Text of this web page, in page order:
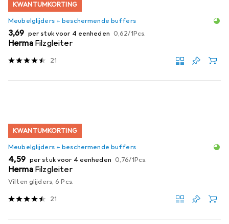
KWANTUMKORTING
Meubelglijders + beschermende buffers
EUR
3,69 per stuk voor 4 eenheden EUR
0,62/1Pcs.
Herma Filzgleiter
21
KWANTUMKORTING
Meubelglijders + beschermende buffers
EUR
4,59 per stuk voor 4 eenheden EUR
0,76/1Pcs.
Herma Filzgleiter
Vilten glijders, 6 Pcs.
21